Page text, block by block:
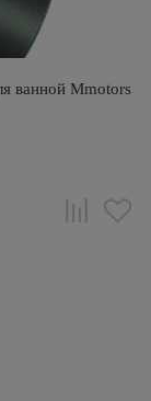
ванной Mmotors